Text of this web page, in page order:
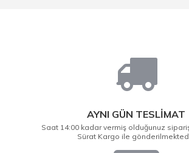
AYNI GÜN TESLİMAT
Saat 14:00 kadar vermiş olduğunuz
Sürat Kargo ile